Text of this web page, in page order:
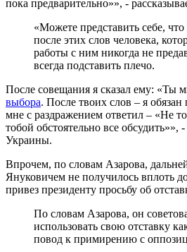
пока предварительно»», -
«Можете представить себе, что
после этих слов человека,
работы с ним никогда не
всегда подставить плечо.
После совещания я сказал ему: «Ты
выбора. После твоих слов – я
мне с раздражением ответил – «Не
тобой обстоятельно все обсудить»»,
Украины.
Впрочем, по словам Азарова,
Януковичем не получилось вплоть
привез президенту просьбу об
По словам Азарова, он
использовать свою отставку
повод к примирению с